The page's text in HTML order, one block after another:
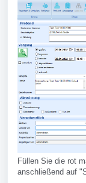
Füllen Sie die rot
anschließend auf